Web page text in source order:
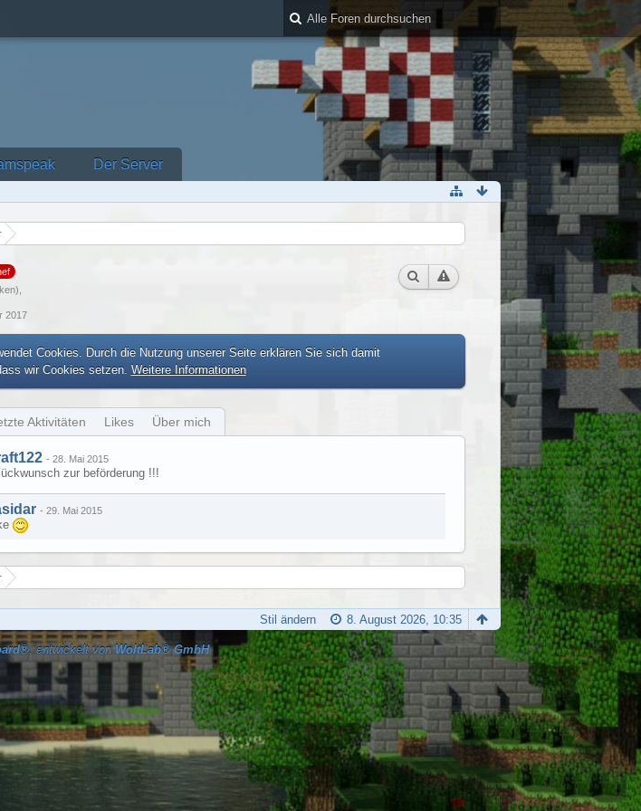
Der Server
2017
Cookies. Durch die Nutzung unserer Seite erklären Sie sich damit
wir Cookies setzen. Weitere Informationen
Aktivitäten Likes Über mich
- 28. Mai 2015
zur beförderung !!!
- 29. Mai 2015
8. August 2026, 10:35
Stil ändern
, entwickelt von WoltLab® GmbH